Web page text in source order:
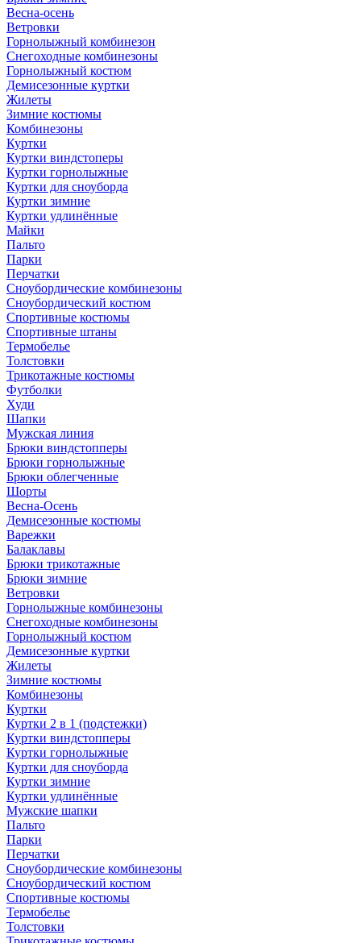
Весна-осень
Ветровки
Горнолыжный комбинезон
Снегоходные комбинезоны
Горнолыжный костюм
Демисезонные куртки
Жилеты
Зимние костюмы
Комбинезоны
Куртки
Куртки виндстоперы
Куртки горнолыжные
Куртки для сноуборда
Куртки зимние
Куртки удлинённые
Майки
Пальто
Парки
Перчатки
Сноубордические комбинезоны
Сноубордический костюм
Спортивные костюмы
Спортивные штаны
Термобелье
Толстовки
Трикотажные костюмы
Футболки
Худи
Шапки
Мужская линия
Брюки виндстопперы
Брюки горнолыжные
Брюки облегченные
Шорты
Весна-Осень
Демисезонные костюмы
Варежки
Балаклавы
Брюки трикотажные
Брюки зимние
Ветровки
Горнолыжные комбинезоны
Снегоходные комбинезоны
Горнолыжный костюм
Демисезонные куртки
Жилеты
Зимние костюмы
Комбинезоны
Куртки
Куртки 2 в 1 (подстежки)
Куртки виндстопперы
Куртки горнолыжные
Куртки для сноуборда
Куртки зимние
Куртки удлинённые
Мужские шапки
Пальто
Парки
Перчатки
Сноубордические комбинезоны
Сноубордический костюм
Спортивные костюмы
Термобелье
Толстовки